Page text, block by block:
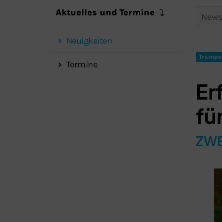
Aktuelles und Termine
Neuigkeiten
Termine